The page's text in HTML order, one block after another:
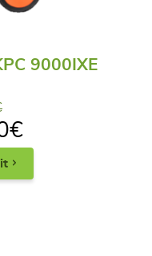
9000IXE
€